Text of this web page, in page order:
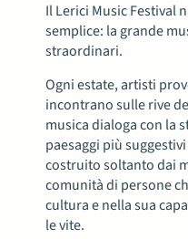
Il Lerici Music Festival
semplice: la grande
straordinari.
Ogni estate, artisti
incontrano sulle rive
musica dialoga con la
paesaggi più
costruito soltanto dai
comunità di persone
cultura e nella sua
le vite.